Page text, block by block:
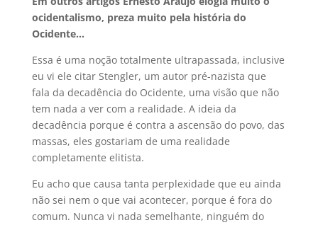
ocidentalismo, preza muito pela história do
Ocidente…
Essa é uma noção totalmente ultrapassada, inclusive
eu vi ele citar Stengler, um autor pré-nazista que
fala da decadência do Ocidente, uma visão que não
tem nada a ver com a realidade. A ideia da
decadência porque é contra a ascensão do povo, das
massas, eles gostariam de uma realidade
completamente elitista.
Eu acho que causa tanta perplexidade que eu ainda
não sei nem o que vai acontecer, porque é fora do
comum. Nunca vi nada semelhante, ninguém do